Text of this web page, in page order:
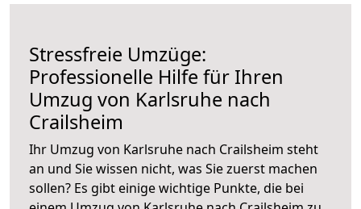
Stressfreie Umzüge:
Professionelle Hilfe für Ihren
Umzug von Karlsruhe nach
Crailsheim
Ihr Umzug von Karlsruhe nach Crailsheim steht
an und Sie wissen nicht, was Sie zuerst machen
sollen? Es gibt einige wichtige Punkte, die bei